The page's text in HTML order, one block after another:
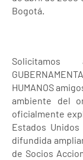
Bogotá.
Solicitamos
HUMANOS
ambiente del
oficialmente
Estados
difundida
de Socios